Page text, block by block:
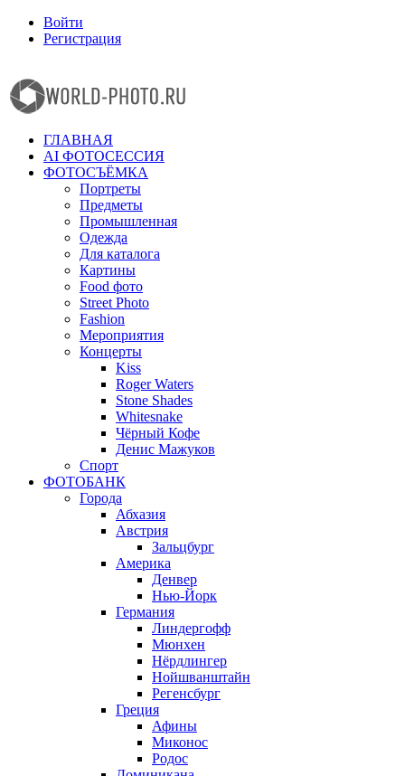
Войти
Регистрация
ГЛАВНАЯ
AI ФОТОСЕССИЯ
ФОТОСЪЁМКА
Портреты
Предметы
Промышленная
Одежда
Для каталога
Картины
Food фото
Street Photo
Fashion
Мероприятия
Концерты
Kiss
Roger Waters
Stone Shades
Whitesnake
Чёрный Кофе
Денис Мажуков
Спорт
ФОТОБАНК
Города
Абхазия
Австрия
Зальцбург
Америка
Денвер
Нью-Йорк
Германия
Линдергофф
Мюнхен
Нёрдлингер
Нойшванштайн
Регенсбург
Греция
Афины
Миконос
Родос